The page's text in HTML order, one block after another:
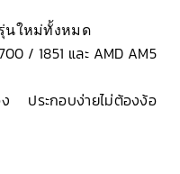
นใหม่ทั้งหมด
/ 1851 และ AMD AM5
ประกอบง่ายไม่ต้องง้อ